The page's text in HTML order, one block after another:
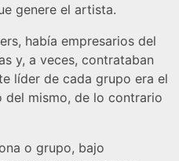
genere el artista.
había empresarios del
y, a veces, contrataban
líder de cada grupo era el
del mismo, de lo contrario